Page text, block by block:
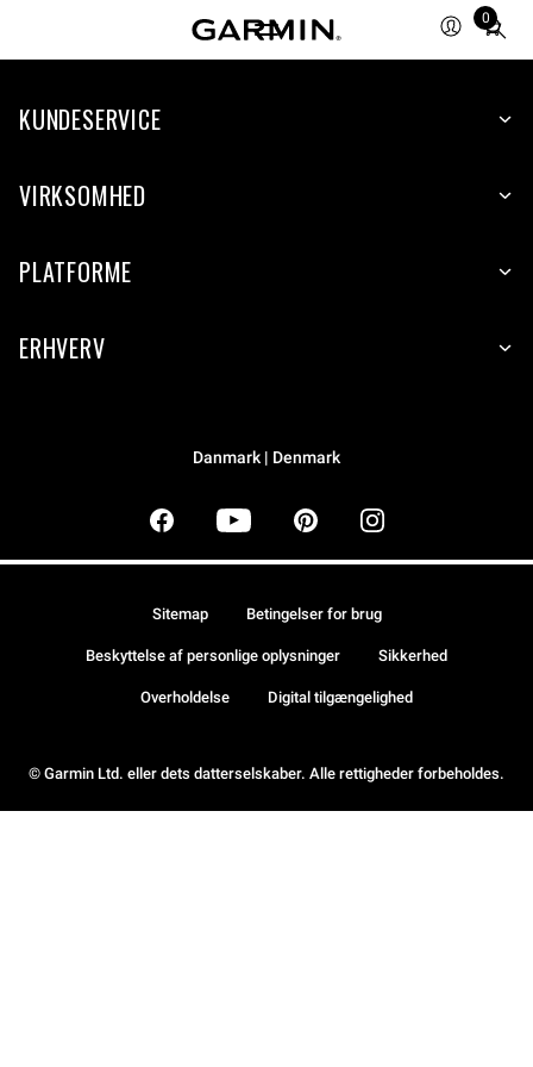
0
Total
items
cart:
KUNDESERVICE
VIRKSOMHED
PLATFORME
ERHVERV
Danmark | Denmark
© Garmin Ltd. eller dets datterselskaber. Alle rettigheder forbeholdes.
Sitemap Betingelser for brug
Beskyttelse af personlige oplysninger Sikkerhed
Overholdelse Digital tilgængelighed